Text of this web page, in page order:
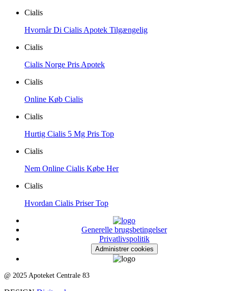
Cialis
Hvornår Di Cialis Apotek Tilgængelig
Cialis
Cialis Norge Pris Apotek
Cialis
Online Køb Cialis
Cialis
Hurtig Cialis 5 Mg Pris Top
Cialis
Nem Online Cialis Købe Her
Cialis
Hvordan Cialis Priser Top
Generelle brugsbetingelser
Privatlivspolitik
Administrer cookies
@ 2025 Apoteket Centrale 83